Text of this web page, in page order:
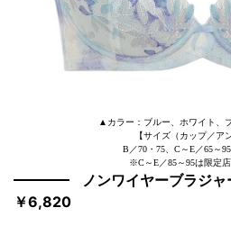
▲カラー：ブルー、ホワイト、
【サイズ（カップ／ア
B／70・75、C～E／65～
※C～E／85～95は限定
ノンワイヤーブラジ
￥6,820